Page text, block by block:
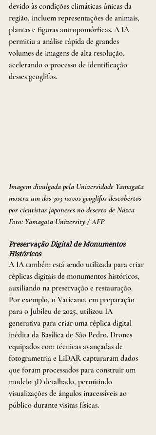
devido às condições climáticas únicas da
região, incluem representações de animais,
plantas e figuras antropomórficas. A IA
permitiu a análise rápida de grandes
volumes de imagens de alta resolução,
acelerando o processo de identificação
desses geoglifos.
Imagem divulgada pela Universidade Yamagata
mostra um dos 303 novos geoglifos descobertos
por cientistas japoneses no deserto de Nazca
Foto: Yamagata University / AFP
Preservação Digital de Monumentos
Históricos
A IA também está sendo utilizada para criar
réplicas digitais de monumentos históricos,
auxiliando na preservação e restauração.
Por exemplo, o Vaticano, em preparação
para o Jubileu de 2025, utilizou IA
generativa para criar uma réplica digital
inédita da Basílica de São Pedro. Drones
equipados com técnicas avançadas de
fotogrametria e LiDAR capturaram dados
que foram processados para construir um
modelo 3D detalhado, permitindo
visualizações de ângulos inacessíveis ao
público durante visitas físicas.